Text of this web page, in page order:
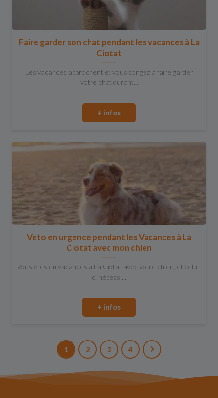
Faire garder son chat pendant les vacances à La
Ciotat
Les vacances approchent et vous songez à faire garder
votre chat durant...
+ infos
Veto en urgence pendant les Vacances à La
Ciotat avec mon chien
Vous êtes en vacances à La Ciotat avec votre chien, et celui-
ci nécessi...
+ infos
1 2 3 4